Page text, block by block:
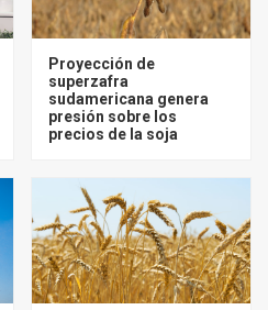
Proyección de
superzafra
sudamericana genera
presión sobre los
precios de la soja